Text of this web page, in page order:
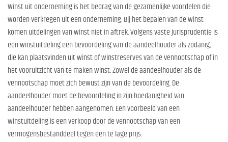
Winst uit onderneming is het bedrag van de gezamenlijke voordelen die
worden verkregen uit een onderneming. Bij het bepalen van de winst
komen uitdelingen van winst niet in aftrek. Volgens vaste jurisprudentie is
een winstuitdeling een bevoordeling van de aandeelhouder als zodanig,
die kan plaatsvinden uit winst of winstreserves van de vennootschap of in
het vooruitzicht van te maken winst. Zowel de aandeelhouder als de
vennootschap moet zich bewust zijn van de bevoordeling. De
aandeelhouder moet de bevoordeling in zijn hoedanigheid van
aandeelhouder hebben aangenomen. Een voorbeeld van een
winstuitdeling is een verkoop door de vennootschap van een
vermogensbestanddeel tegen een te lage prijs.